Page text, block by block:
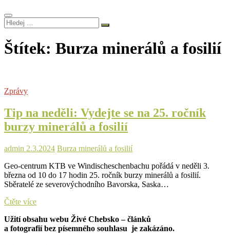
Hledej
…
Štítek: Burza minerálů a fosilií
Zprávy
Tip na neděli: Vydejte se na 25. ročník
burzy minerálů a fosilií
admin 2.3.2024 Burza minerálů a fosilií
Geo-centrum KTB ve Windischeschenbachu pořádá v neděli 3.
března od 10 do 17 hodin 25. ročník burzy minerálů a fosilií.
Sběratelé ze severovýchodního Bavorska, Saska…
Čtěte víceTip
neděli:
Vydejte
Užití obsahu webu Živé Chebsko – článků
a fotografií bez písemného souhlasu je zakázáno.